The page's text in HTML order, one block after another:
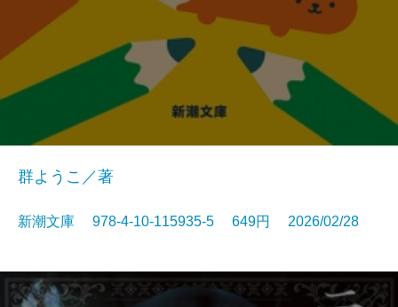
群ようこ／著
新潮文庫 978-4-10-115935-5 649円 2026/02/28